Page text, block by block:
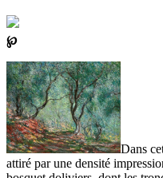
℘
Dans
attiré par une densité